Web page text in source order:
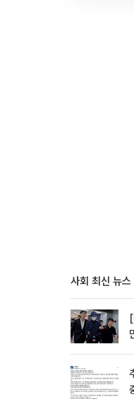
사회 최신 뉴스